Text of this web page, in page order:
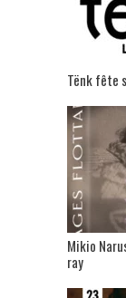
Tënk fête
Mikio
ray